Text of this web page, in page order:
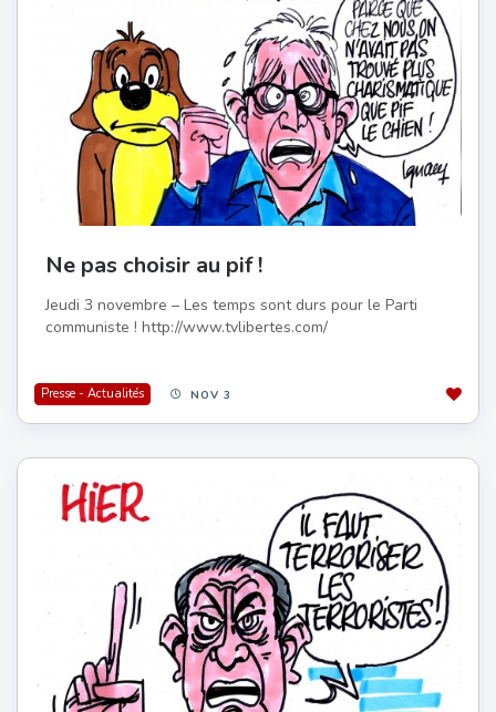
Ne pas choisir au pif !
Jeudi 3 novembre – Les temps sont durs pour le Parti
communiste ! http://www.tvlibertes.com/
Presse - Actualités NOV 3